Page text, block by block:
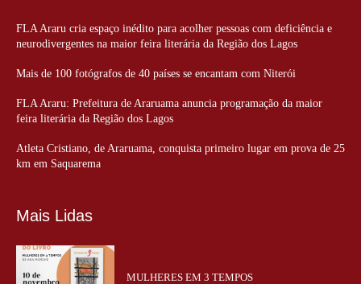
FLA Araru cria espaço inédito para acolher pessoas com deficiência e
neurodivergentes na maior feira literária da Região dos Lagos
Mais de 100 fotógrafos de 40 países se encantam com Niterói
FLA Araru: Prefeitura de Araruama anuncia programação da maior
feira literária da Região dos Lagos
Atleta Cristiano, de Araruama, conquista primeiro lugar em prova de 25
km em Saquarema
Mais Lidas
MULHERES EM 3 TEMPOS